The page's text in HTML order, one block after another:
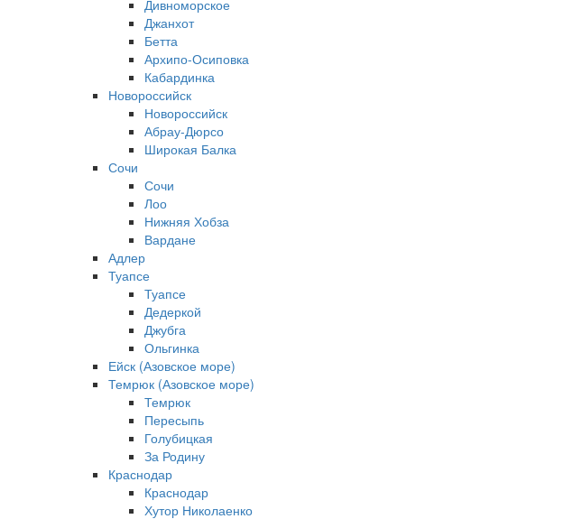
Дивноморское
Джанхот
Бетта
Архипо-Осиповка
Кабардинка
Новороссийск
Новороссийск
Абрау-Дюрсо
Широкая Балка
Сочи
Сочи
Лоо
Нижняя Хобза
Вардане
Адлер
Туапсе
Туапсе
Дедеркой
Джубга
Ольгинка
Ейск (Азовское море)
Темрюк (Азовское море)
Темрюк
Пересыпь
Голубицкая
За Родину
Краснодар
Краснодар
Хутор Николаенко